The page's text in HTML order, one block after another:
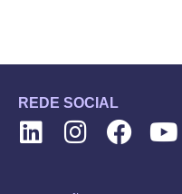
REDE SOCIAL